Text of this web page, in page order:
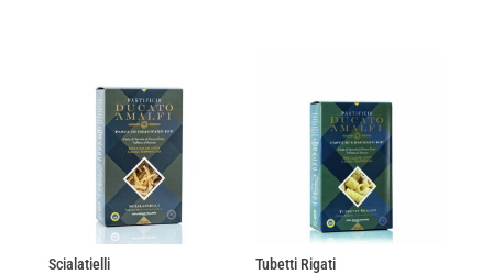
Scialatielli
Tubetti Rigati